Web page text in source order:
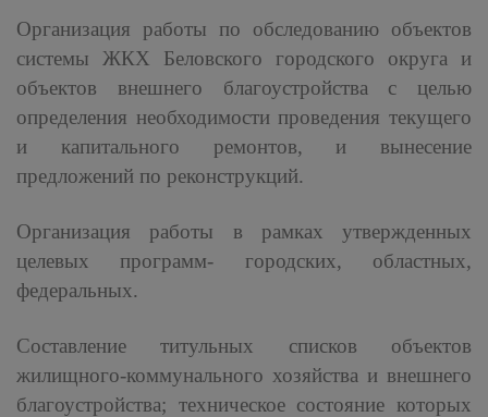
Организация работы по обследованию объектов
системы ЖКХ Беловского городского округа и
объектов внешнего благоустройства с целью
определения необходимости проведения текущего
и капитального ремонтов, и вынесение
предложений по реконструкций.
Организация работы в рамках утвержденных
целевых программ- городских, областных,
федеральных.
Составление титульных списков объектов
жилищного-коммунального хозяйства и внешнего
благоустройства; техническое состояние которых